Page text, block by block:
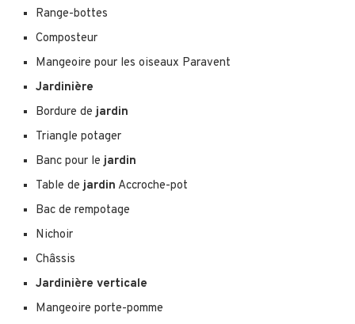
Range-bottes
Composteur
Mangeoire pour les oiseaux Paravent
Jardinière
Bordure de jardin
Triangle potager
Banc pour le jardin
Table de jardin Accroche-pot
Bac de rempotage
Nichoir
Châssis
Jardinière verticale
Mangeoire porte-pomme